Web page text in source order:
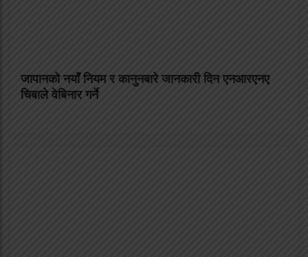
जापानको नयाँ नियम र कानुनबारे जानकारी दिन एनआरएनए
चिबाले वेबिनार गर्ने